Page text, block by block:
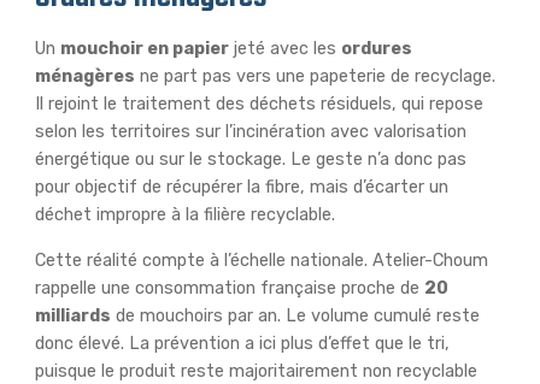
Un mouchoir en papierjeté avec les ordures
ménagères ne part pas vers une papeterie de recyclage.
Il rejoint le traitement des déchets résiduels, qui repose
selon les territoires sur l’incinération avec valorisation
énergétique ou sur le stockage. Le geste n’a donc pas
pour objectif de récupérer la fibre, mais d’écarter un
déchet impropre à la filière recyclable.
Cette réalité compte à l’échelle nationale. Atelier-Choum
rappelle une consommation française proche de 20
milliards de mouchoirs par an. Le volume cumulé reste
donc élevé. La prévention a ici plus d’effet que le tri,
puisque le produit reste majoritairement non recyclable